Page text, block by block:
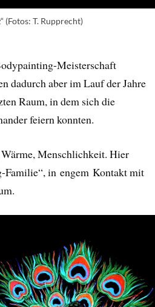
(Fotos: T. Rupprecht)
Meisterschaft
dadurch aber im Lauf der Jahre
Raum, in dem sich die
feiern konnten.
Menschlichkeit. Hier
Familie“, in engem Kontakt mit